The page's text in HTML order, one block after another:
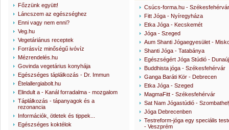
Főzzünk együtt!
Láncszem az egészséghez
Enni vagy nem enni?
Veg.hu
Vegetáriánus receptek
Forrásvíz minőségű ivóvíz
Mézrendelés.hu
Govinda vegetárius konyhája
Egészséges táplálkozás - Dr. Immun
Ételallergiabolt.hu
Elindult a - Kanál forradalma - mozgalom
Táplálkozás - tápanyagok és a
rezonancia
Információk, ötletek és tippek...
Egészséges koktélok
Csúcs-forma.hu - Székesfehérvár
Fitt Jóga - Nyíregyháza
Etka Jóga - Kecskemét
Jóga - Szeged
Aum Shanti Jógaegyesület -
Shanti Jóga - Tatabánya
Egészségért Jóga Stúdió -
Buddhista jóga - Székesfehérvár
Ganga Baráti Kör - Debrecen
Etka Jóga - Szeged
MagmaFitt - Székesfehérvár
Sat Nam Jógastúdió -
Jóga Debrecenben
Testreform-jóga egy speciális
- Veszprém